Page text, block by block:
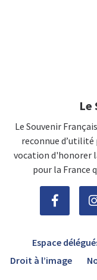
Le
Le Souvenir
reconnue d’utilité
vocation d'honorer
pour la France
Espace
Droit à l’image